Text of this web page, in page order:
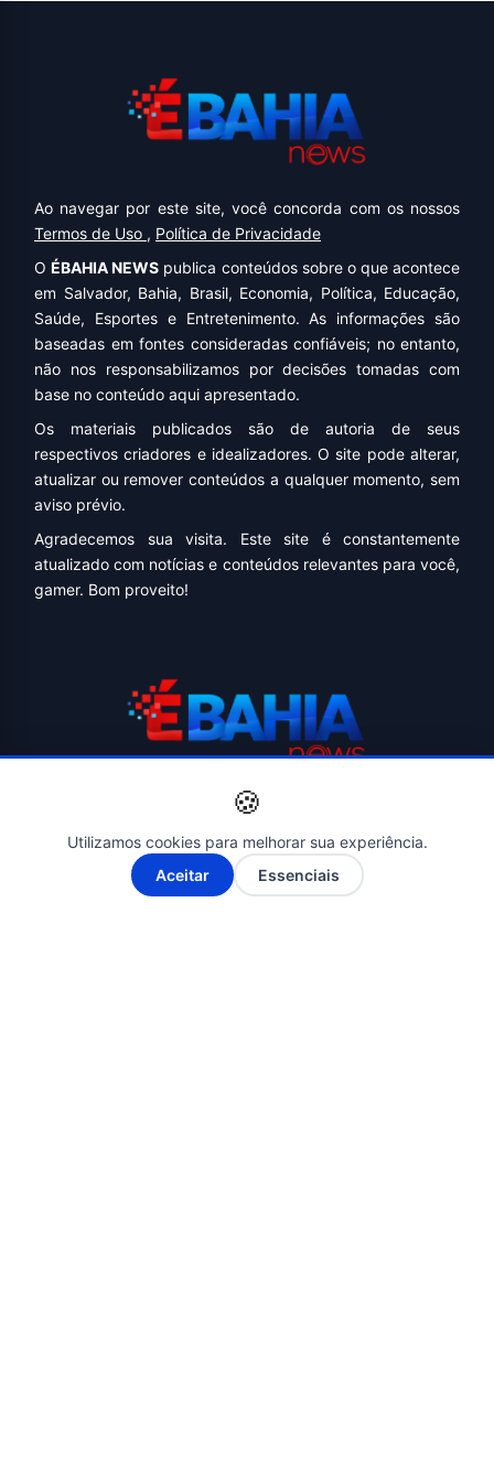
Ao navegar por este site, você concorda com os nossos
Termos de Uso , Política de Privacidade
OÉBAHIA NEWS publica conteúdos sobre o que acontece
em Salvador, Bahia, Brasil, Economia, Política, Educação,
Saúde, Esportes e Entretenimento. As informações são
baseadas em fontes consideradas confiáveis; no entanto,
não nos responsabilizamos por decisões tomadas com
base no conteúdo aqui apresentado.
Os materiais publicados são de autoria de seus
respectivos criadores e idealizadores. O site pode alterar,
atualizar ou remover conteúdos a qualquer momento, sem
aviso prévio.
Agradecemos sua visita. Este site é constantemente
atualizado com notícias e conteúdos relevantes para você,
gamer. Bom proveito!
📰 Notícias verificadas e atualizadas diariamente.
📰 Cobertura completa do Brasil, Bahia, Salvador e
principais cidades da região.
📰 Compromisso com a ética, a transparência e a
A- A+
🍪
Utilizamos cookies para melhorar sua experiência.
Aceitar
Essenciais